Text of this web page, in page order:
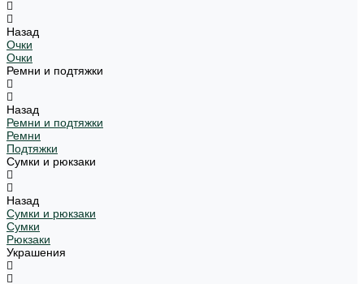
Назад
Очки
Очки
Ремни и подтяжки
Назад
Ремни и подтяжки
Ремни
Подтяжки
Сумки и рюкзаки
Назад
Сумки и рюкзаки
Сумки
Рюкзаки
Украшения